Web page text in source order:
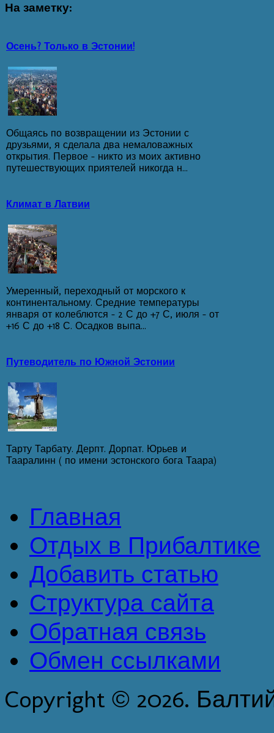
На заметку:
Осень? Только в Эстонии!
Общаясь по возвращении из Эстонии с
друзьями, я сделала два немаловажных
открытия. Первое - никто из моих активно
путешествующих приятелей никогда н...
Климат в Латвии
Умеренный, переходный от морского к
континентальному. Средние температуры
января от колеблются - 2 С до +7 С, июля - от
+16 С до +18 С. Осадков выпа...
Путеводитель по Южной Эстонии
Тарту Тарбату. Дерпт. Дорпат. Юрьев и
Тааралинн ( по имени эстонского бога Таара)
Главная
Отдых в Прибалтике
Добавить статью
Структура сайта
Обратная связь
Обмен ссылками
Copyright © 2026.